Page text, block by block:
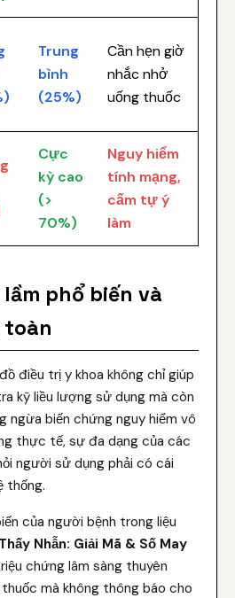
Trung
bình
(25%)
Cần hẹn giờ
nhắc nhở
uống thuốc
Cực
kỳ cao
(>
70%)
Nguy hiểm
tính mạng,
cấm tự ý
làm
phổ biến và
toàn
điều trị y khoa không chỉ giúp
kỹ liều lượng sử dụng mà còn
ngừa biến chứng nguy hiểm vô
thực tế, sự đa dạng của các
người sử dụng phải có cái
thống.
của người bệnh trong liệu
Nhẫn: Giải Mã & Số May
chứng lâm sàng thuyên
mà không thông báo cho